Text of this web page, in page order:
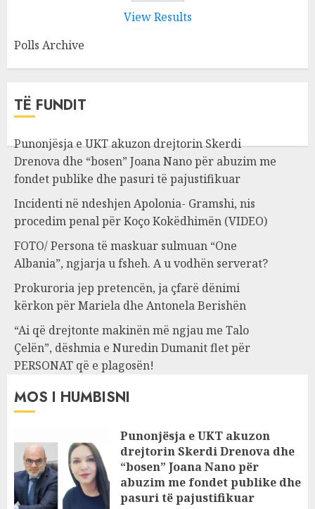
View Results
Polls Archive
TË FUNDIT
Punonjësja e UKT akuzon drejtorin Skerdi
Drenova dhe “bosen” Joana Nano për abuzim me
fondet publike dhe pasuri të pajustifikuar
Incidenti në ndeshjen Apolonia- Gramshi, nis
procedim penal për Koço Kokëdhimën (VIDEO)
FOTO/ Persona të maskuar sulmuan “One
Albania”, ngjarja u fsheh. A u vodhën serverat?
Prokuroria jep pretencën, ja çfarë dënimi
kërkon për Mariela dhe Antonela Berishën
“Ai që drejtonte makinën më ngjau me Talo
Çelën”, dëshmia e Nuredin Dumanit flet për
PERSONAT që e plagosën!
MOS I HUMBISNI
Punonjësja e UKT akuzon
drejtorin Skerdi Drenova dhe
“bosen” Joana Nano për
abuzim me fondet publike dhe
pasuri të pajustifikuar